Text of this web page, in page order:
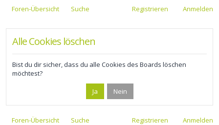
Foren-Übersicht Suche Anmelden
Registrieren
Alle Cookies löschen
Bist du dir sicher, dass du alle Cookies des Boards löschen
möchtest?
Foren-Übersicht Suche Anmelden
Registrieren